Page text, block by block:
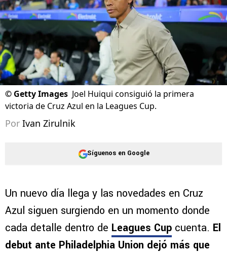
© Getty Images Joel Huiqui consiguió la primera
victoria de Cruz Azul en la Leagues Cup.
Por Ivan Zirulnik
Síguenos en Google
Un nuevo día llega y las novedades en Cruz
Azul siguen surgiendo en un momento donde
cada detalle dentro de Leagues Cup cuenta. El
debut ante Philadelphia Union dejó más que